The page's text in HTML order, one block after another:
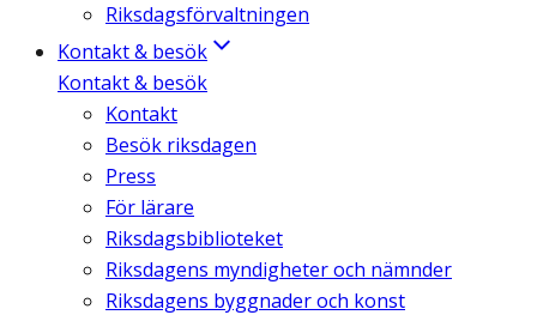
Riksdagsförvaltningen
Kontakt & besök
Kontakt & besök
Kontakt
Besök riksdagen
Press
För lärare
Riksdagsbiblioteket
Riksdagens myndigheter och nämnder
Riksdagens byggnader och konst